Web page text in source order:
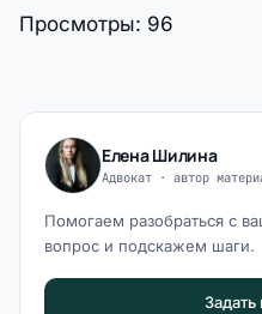
Просмотры: 96
Елена Шилина
Адвокат · автор
Помогаем разобраться с
вопрос и подскажем шаги.
Задать